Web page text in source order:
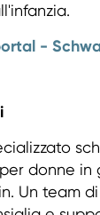
-
donne in
Un team